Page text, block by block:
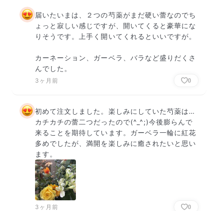
届いたいまは、２つの芍薬がまだ硬い蕾なのでち
ょっと寂しい感じですが、開いてくると豪華にな
りそうです。上手く開いてくれるといいですが。
カーネーション、ガーベラ、バラなど盛りだくさ
んでした。
3ヶ月前 0
初めて注文しました。楽しみにしていた芍薬は…
カチカチの蕾二つだったので(^_^;)今後膨らんで
来ることを期待しています。ガーベラ一輪に紅花
多めでしたが、満開を楽しみに癒されたいと思い
ます。
3ヶ月前 0